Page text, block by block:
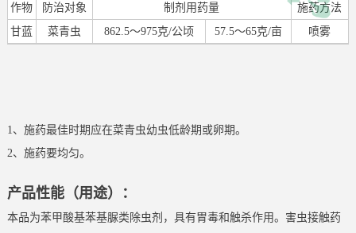
作物 防治对象 制剂用药量
施药方法
甘蓝
菜青虫 862.5～975克/公顷 57.5～65克/亩 喷雾
1、施药最佳时期应在菜青虫幼虫低龄期或卵期。
2、施药要均匀。
产品性能（用途）：
本品为苯甲酸基苯基脲类除虫剂，具有胃毒和触杀作用。害虫接触药